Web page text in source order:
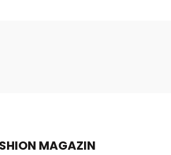
MAGAZIN